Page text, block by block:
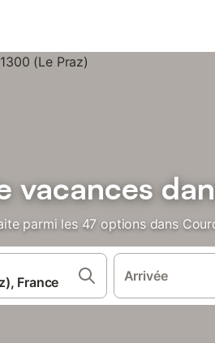
vacances
parmi les 47 options dans
Arrivée